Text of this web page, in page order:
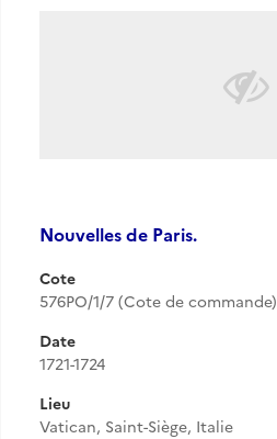
Nouvelles de Paris.
Cote
576PO/1/7 (Cote de commande)
Date
1721-1724
Lieu
Vatican, Saint-Siège, Italie